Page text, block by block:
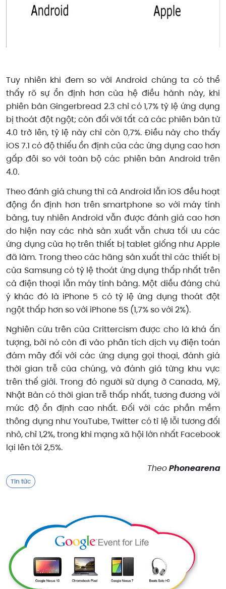
Tuy nhiên khi đem so với Android chúng ta có thể
thấy rõ sự ổn định hơn của hệ điều hành này, khi
phiên bản Gingerbread 2.3 chỉ có 1,7% tỷ lệ ứng dụng
bị thoát đột ngột; còn đối với tất cả các phiên bản từ
4.0 trở lên, tỷ lệ này chỉ còn 0,7%. Điều này cho thấy
iOS 7.1 có độ thiếu ổn định của các ứng dụng cao hơn
gấp đôi so với toàn bộ các phiên bản Android trên
4.0.
Theo đánh giá chung thì cả Android lẫn iOS đều hoạt
động ổn định hơn trên smartphone so với máy tính
bảng, tuy nhiên Android vẫn được đánh giá cao hơn
do hiện nay các nhà sản xuất vẫn chưa tối ưu các
ứng dụng của họ trên thiết bị tablet giống như Apple
đã làm. Trong theo các hãng sản xuất thì các thiết bị
của Samsung có tỷ lệ thoát ứng dụng thấp nhất trên
cả điện thoại lẫn máy tính bảng. Một diều đáng chú
ý khác đó là iPhone 5 có tỷ lệ ứng dụng thoát đột
ngột thấp hơn so với iPhone 5S (1,7% so với 2%).
Nghiên cứu trên của Crittercism được cho là khá ấn
tượng, bởi nó còn đi vào phân tích dịch vụ điện toán
đám mây đối với các ứng dụng gọi thoại, đánh giá
thời gian trễ của chúng, và đánh giá từng khu vực
trên thế giới. Trong đó người sử dụng ở Canada, Mỹ,
Nhật Bản có thời gian trễ thấp nhất, tương đương với
mức độ ổn định cao nhất. Đối với các phần mềm
thông dụng như YouTube, Twitter có tỉ lệ lỗi tương đối
nhỏ, chỉ 1,2%, trong khi mạng xã hội lớn nhất Facebook
lại lên tới 2,5%.
TheoPhonearena
Tin tức